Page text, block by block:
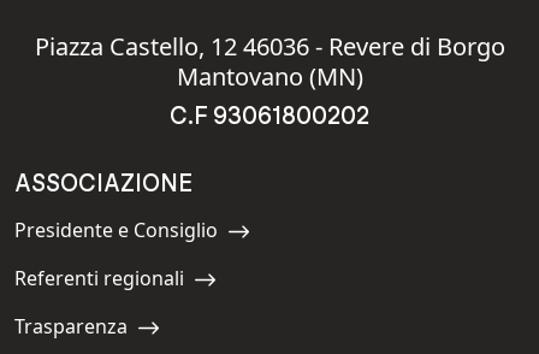
Piazza Castello, 12 46036 - Revere di Borgo
Mantovano (MN)
C.F 93061800202
ASSOCIAZIONE
Navigate to:
Presidente e Consiglio
Navigate to:
Referenti regionali
Navigate to:
Trasparenza